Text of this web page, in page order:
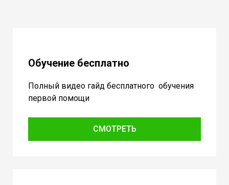
Обучение бесплатно
Полный видео гайд бесплатного обучения
первой помощи
СМОТРЕТЬ